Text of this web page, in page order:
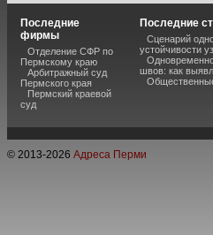
Последние
фирмы
Отделение СФР по
Пермскому краю
Арбитражный суд
Пермского края
Пермский краевой
суд
Последние
Сценарий
устойчивости
швов: как
Общественные
© 2013-2026 Адреса Перми